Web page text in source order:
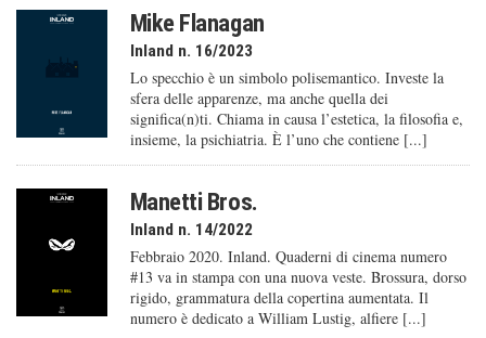
Mike Flanagan
Inland n. 16/2023
Lo specchio è un simbolo polisemantico. Investe la
sfera delle apparenze, ma anche quella dei
significa(n)ti. Chiama in causa l’estetica, la filosofia e,
insieme, la psichiatria. È l’uno che contiene [...]
Manetti Bros.
Inland n. 14/2022
Febbraio 2020. Inland. Quaderni di cinema numero
#13 va in stampa con una nuova veste. Brossura, dorso
rigido, grammatura della copertina aumentata. Il
numero è dedicato a William Lustig, alfiere [...]